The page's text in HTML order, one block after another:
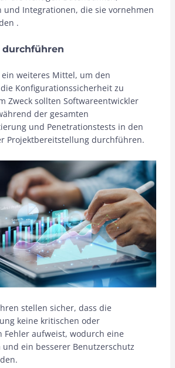
und Integrationen, die sie vornehmen
.
weiteres Mittel, um den
Konfigurationssicherheit zu
Zweck sollten Softwareentwickler
der gesamten
und Penetrationstests in den
Projektbereitstellung durchführen.
stellen sicher, dass die
keine kritischen oder
Fehler aufweist, wodurch eine
und ein besserer Benutzerschutz